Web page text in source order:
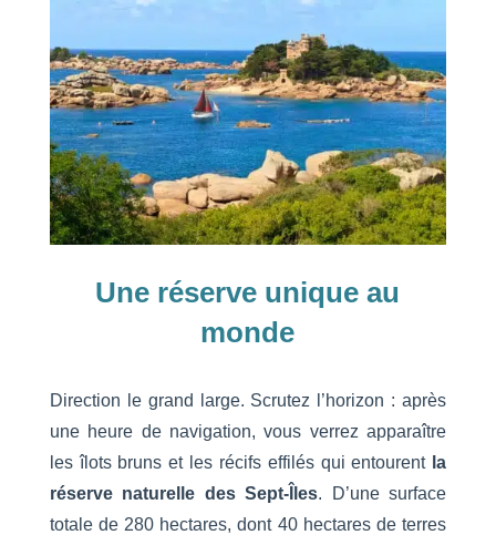
Une réserve unique au
monde
Direction le grand large. Scrutez l’horizon : après
une heure de navigation, vous verrez apparaître
les îlots bruns et les récifs effilés qui entourent la
réserve naturelle des Sept-Îles. D’une surface
totale de 280 hectares, dont 40 hectares de terres